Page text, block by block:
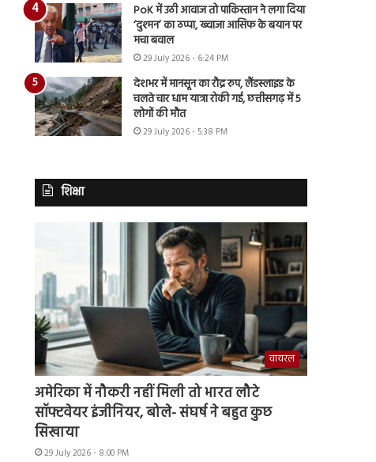
PoK में उठी आवाज तो पाकिस्तान ने लगा दिया
‘दुश्मन’ का ठप्पा, ख्वाजा आसिफ के बयान पर
मचा बवाल
29 July 2026 - 6:24 PM
देशभर में मानसून का रौद्र रुप, लैंडस्लाइड के
चलते चार धाम यात्रा रोकी गई, छत्तीसगढ़ में 5
लोगों की मौत
29 July 2026 - 5:38 PM
शिक्षा
वायरल
अमेरिका में नौकरी नहीं मिली तो भारत लौटे
सॉफ्टवेयर इंजीनियर, बोले- संघर्ष ने बहुत कुछ
सिखाया
29 July 2026 - 8:00 PM